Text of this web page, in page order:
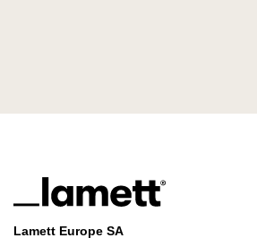
Lamett Europe SA